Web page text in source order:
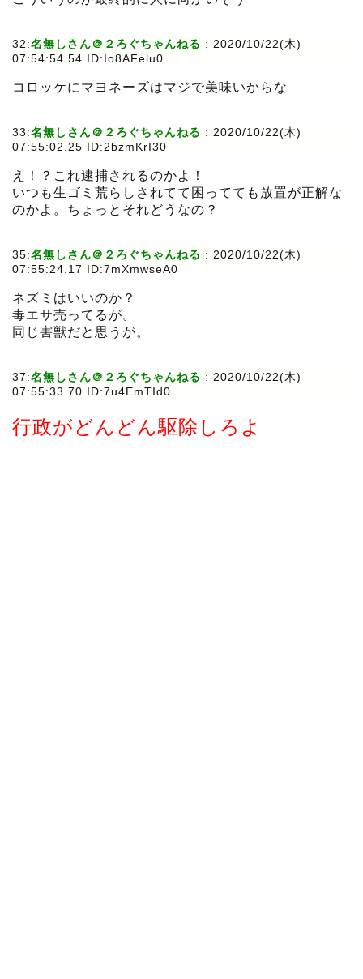
32:名無しさん＠２ろぐちゃんねる : 2020/10/22(木)
07:54:54.54 ID:Io8AFelu0
コロッケにマヨネーズはマジで美味いからな
33:名無しさん＠２ろぐちゃんねる : 2020/10/22(木)
07:55:02.25 ID:2bzmKrI30
え！？これ逮捕されるのかよ！
いつも生ゴミ荒らしされてて困ってても放置が正解な
のかよ。ちょっとそれどうなの？
35:名無しさん＠２ろぐちゃんねる : 2020/10/22(木)
07:55:24.17 ID:7mXmwseA0
ネズミはいいのか？
毒エサ売ってるが。
同じ害獣だと思うが。
37:名無しさん＠２ろぐちゃんねる : 2020/10/22(木)
07:55:33.70 ID:7u4EmTId0
行政がどんどん駆除しろよ